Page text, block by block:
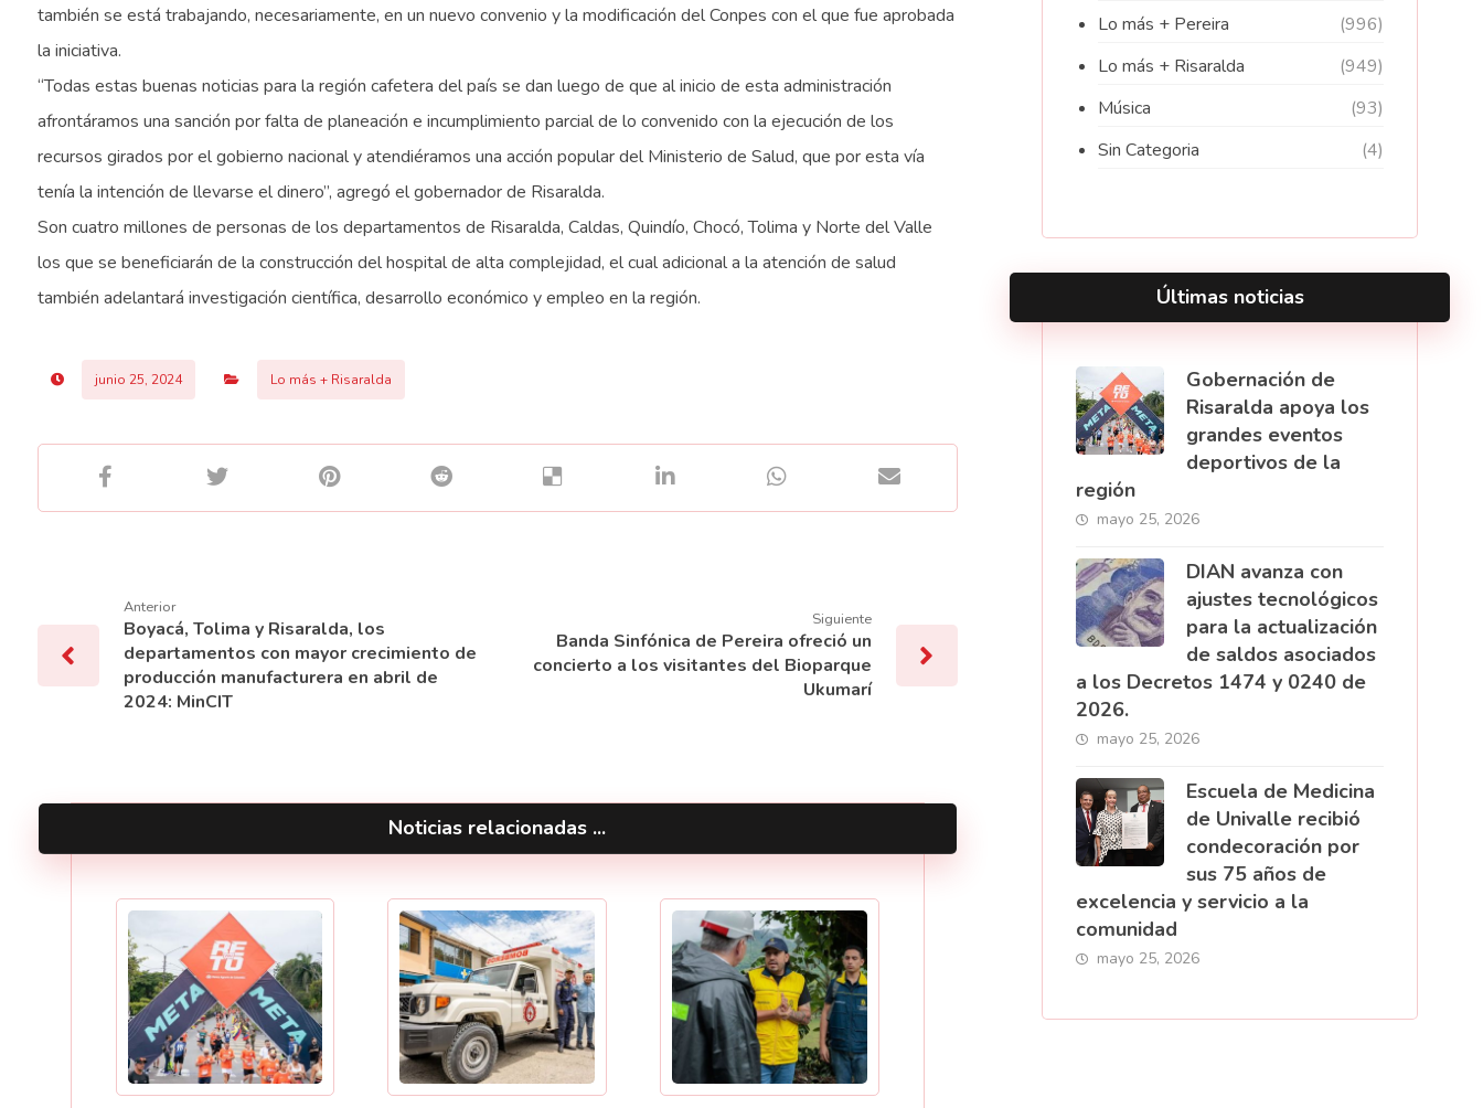
también se está trabajando, necesariamente, en un nuevo convenio y la modificación del Conpes con el que fue aprobada
la iniciativa.
“Todas estas buenas noticias para la región cafetera del país se dan luego de que al inicio de esta administración
afrontáramos una sanción por falta de planeación e incumplimiento parcial de lo convenido con la ejecución de los
recursos girados por el gobierno nacional y atendiéramos una acción popular del Ministerio de Salud, que por esta vía
tenía la intención de llevarse el dinero”, agregó el gobernador de Risaralda.
Son cuatro millones de personas de los departamentos de Risaralda, Caldas, Quindío, Chocó, Tolima y Norte del Valle
los que se beneficiarán de la construcción del hospital de alta complejidad, el cual adicional a la atención de salud
también adelantará investigación científica, desarrollo económico y empleo en la región.
junio 25, 2024 Lo más + Risaralda
Anterior
Boyacá, Tolima y Risaralda, los
departamentos con mayor crecimiento de
producción manufacturera en abril de
2024: MinCIT
Siguiente
Banda Sinfónica de Pereira ofreció un
concierto a los visitantes del Bioparque
Ukumarí
Noticias relacionadas ...
Lo más + Pereira
(996)
Lo más + Risaralda
(949)
Música
(93)
Sin Categoria
(4)
Últimas noticias
Gobernación de
Risaralda apoya los
grandes eventos
deportivos de la
región
mayo 25, 2026
DIAN avanza con
ajustes tecnológicos
para la actualización
de saldos asociados
a los Decretos 1474 y 0240 de
2026.
mayo 25, 2026
Escuela de Medicina
de Univalle recibió
condecoración por
sus 75 años de
excelencia y servicio a la
comunidad
mayo 25, 2026